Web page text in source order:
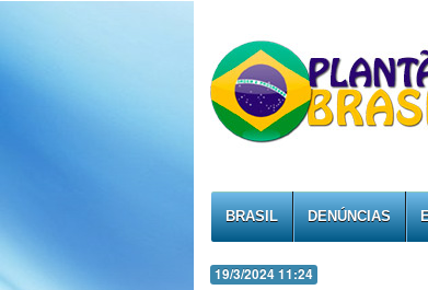
BRASIL DENÚNCIAS
19/3/2024 11:24